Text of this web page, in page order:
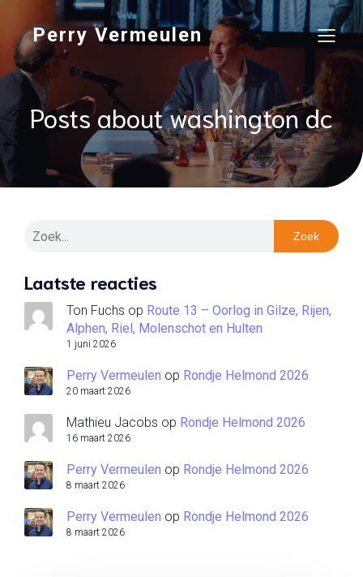
Perry Vermeulen
Posts about washington dc
Zoek
Laatste reacties
Ton Fuchs op Route 13 – Oorlog in Gilze, Rijen,
Alphen, Riel, Molenschot en Hulten
1 juni 2026
Perry Vermeulen op Rondje Helmond 2026
20 maart 2026
Mathieu Jacobs op Rondje Helmond 2026
16 maart 2026
Perry Vermeulen op Rondje Helmond 2026
8 maart 2026
Perry Vermeulen op Rondje Helmond 2026
8 maart 2026